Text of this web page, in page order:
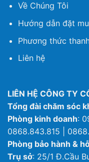
Về Chúng Tôi
Hướng dẫn đặt
Phương thức
Liên hệ
LIÊN HỆ CÔNG TY
Tổng đài chăm sóc
Phòng kinh doanh:
0868.843.815 |
Phòng bảo hành &
Trụ sở: 25/1 Đ.Cầu